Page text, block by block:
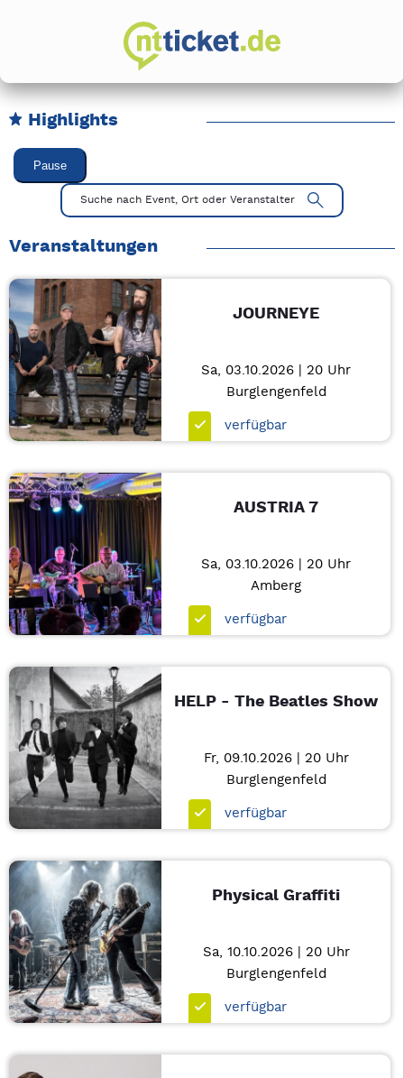
Highlights
Karussell Veranstaltungen überspringen
Pause
Mit Tab zu den Steuerelementen wechseln. Mit Pfeiltasten
Suche nach Event, Ort oder Veranstalter
Veranstaltungen
JOURNEYE
Sa, 03.10.2026 | 20 Uhr
Burglengenfeld
verfügbar
AUSTRIA 7
Sa, 03.10.2026 | 20 Uhr
Amberg
verfügbar
HELP - The Beatles Show
Fr, 09.10.2026 | 20 Uhr
Burglengenfeld
verfügbar
Physical Graffiti
Sa, 10.10.2026 | 20 Uhr
Burglengenfeld
verfügbar